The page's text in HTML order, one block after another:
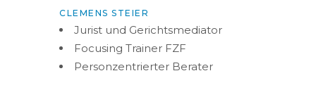
CLEMENS STEIER
Jurist und Gerichtsmediator
Focusing Trainer FZF
Personzentrierter Berater